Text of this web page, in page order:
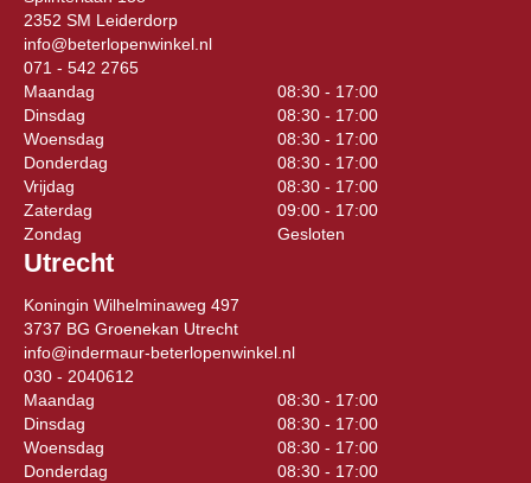
2352 SM Leiderdorp
info@beterlopenwinkel.nl
071 - 542 2765
Maandag
08:30 - 17:00
Dinsdag
08:30 - 17:00
Woensdag
08:30 - 17:00
Donderdag
08:30 - 17:00
Vrijdag
08:30 - 17:00
Zaterdag
09:00 - 17:00
Zondag
Gesloten
Utrecht
Koningin Wilhelminaweg 497
3737 BG Groenekan Utrecht
info@indermaur-beterlopenwinkel.nl
030 - 2040612
Maandag
08:30 - 17:00
Dinsdag
08:30 - 17:00
Woensdag
08:30 - 17:00
Donderdag
08:30 - 17:00